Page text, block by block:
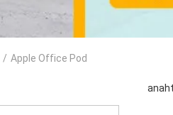
/ Apple Office Pod